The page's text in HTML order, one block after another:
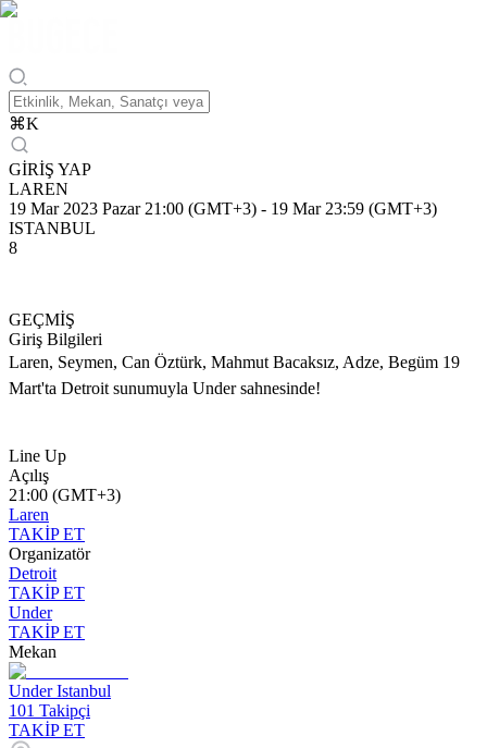
⌘K
GİRİŞ YAP
LAREN
19 Mar 2023 Pazar 21:00 (GMT+3) - 19 Mar 23:59 (GMT+3)
ISTANBUL
8
GEÇMİŞ
Giriş Bilgileri
Laren, Seymen, Can Öztürk, Mahmut Bacaksız, Adze, Begüm 19
Mart'ta Detroit sunumuyla Under sahnesinde!
Line Up
Açılış
21:00 (GMT+3)
Laren
TAKİP ET
Organizatör
Detroit
TAKİP ET
Under
TAKİP ET
Mekan
Under Istanbul
101 Takipçi
TAKİP ET